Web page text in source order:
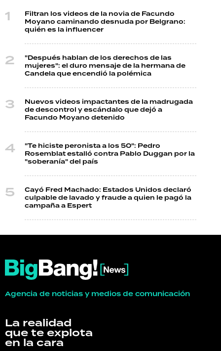
Filtran los videos de la novia de Facundo
Moyano caminando desnuda por Belgrano:
quién es la influencer
"Después hablan de los derechos de las
mujeres": el duro mensaje de la hermana de
Candela que encendió la polémica
Nuevos videos impactantes de la madrugada
de descontrol y escándalo que dejó a
Facundo Moyano detenido
"Te hiciste peronista a los 50": Pedro
Rosemblat estalló contra Pablo Duggan por la
"soberanía" del país
Cayó Fred Machado: Estados Unidos declaró
culpable de lavado y fraude a quien le pagó la
campaña a Espert
Agencia de noticias y medios de comunicación
La realidad
que te explota
en la cara